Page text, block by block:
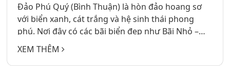
Đảo Phú Quý (Bình Thuận) là hòn đảo hoang sơ
với biển xanh, cát trắng và hệ sinh thái phong
phú. Nơi đây có các bãi biển đẹp như Bãi Nhỏ –
Gành Hang, Vịnh Triều Dương, cùng các điểm
check-in nổi bật như Núi Cao Cát, Cột Cờ Phú Quý,
XEM THÊM